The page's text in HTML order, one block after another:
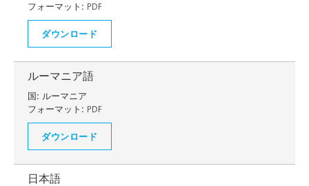
フォーマット: PDF
ダウンロード
ルーマニア語
国: ルーマニア
フォーマット: PDF
ダウンロード
日本語